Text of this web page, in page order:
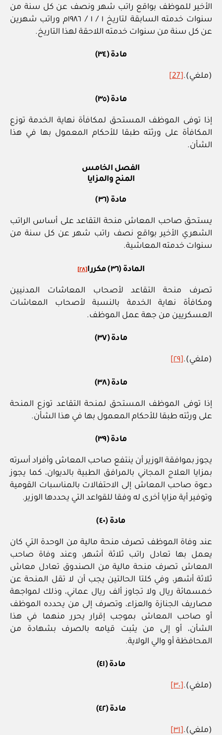
الأخير للموظف بواقع راتب شهر ونصف عن كل سنة من
سنوات خدمته السابقة لتاريخ ١ / ١ / ١٩٨٦م وراتب شهرين
عن كل سنة من سنوات خدمته اللاحقة لهذا التاريخ.
مادة (٣٤)
(ملغي).[27]
مادة (٣٥)
إذا توفى الموظف المستحق لمكافأة نهاية الخدمة توزع
المكافأة على ورثته طبقا للأحكام المعمول بها في هذا
الشأن.
الفصل الخامس
المنح والمزايا
مادة (٣٦)
يستحق صاحب المعاش منحة التقاعد على أساس الراتب
الشهري الأخير بواقع نصف راتب شهر عن كل سنة من
سنوات خدمته المعاشية.
المادة (٣٦) مكررا [٢٨]
تصرف منحة التقاعد لأصحاب المعاشات المدنيين
ومكافأة نهاية الخدمة بالنسبة لأصحاب المعاشات
العسكريين من جهة عمل الموظف.
مادة (٣٧)
(ملغي).[٢٩]
مادة (٣٨)
إذا توفى الموظف المستحق لمنحة التقاعد توزع المنحة
على ورثته طبقا للأحكام المعمول بها في هذا الشأن.
مادة (٣٩)
يجوز بموافقة الوزير أن ينتفع صاحب المعاش وأفراد أسرته
بمزايا العلاج المجاني بالمرافق الطبية بالديوان، كما يجوز
دعوة صاحب المعاش إلى الاحتفالات بالمناسبات القومية
وتوفير أية مزايا أخرى له وفقا للقواعد التي يحددها الوزير.
مادة (٤٠)
عند وفاة الموظف تصرف منحة مالية من الوحدة التي كان
يعمل بها تعادل راتب ثلاثة أشهر، وعند وفاة صاحب
المعاش تصرف منحة مالية من الصندوق تعادل معاش
ثلاثة أشهر، وفي كلتا الحالتين يجب أن لا تقل المنحة عن
خمسمائة ريال ولا تجاوز ألف ريال عماني، وذلك لمواجهة
مصاريف الجنازة والعزاء، وتصرف إلى من يحدده الموظف
أو صاحب المعاش بموجب إقرار يحرر منهما في هذا
الشأن، أو إلى من يثبت قيامه بالصرف بشهادة من
المحافظة أو والي الولاية.
مادة (٤١)
(ملغي).[٣٠]
مادة (٤٢)
(ملغي).